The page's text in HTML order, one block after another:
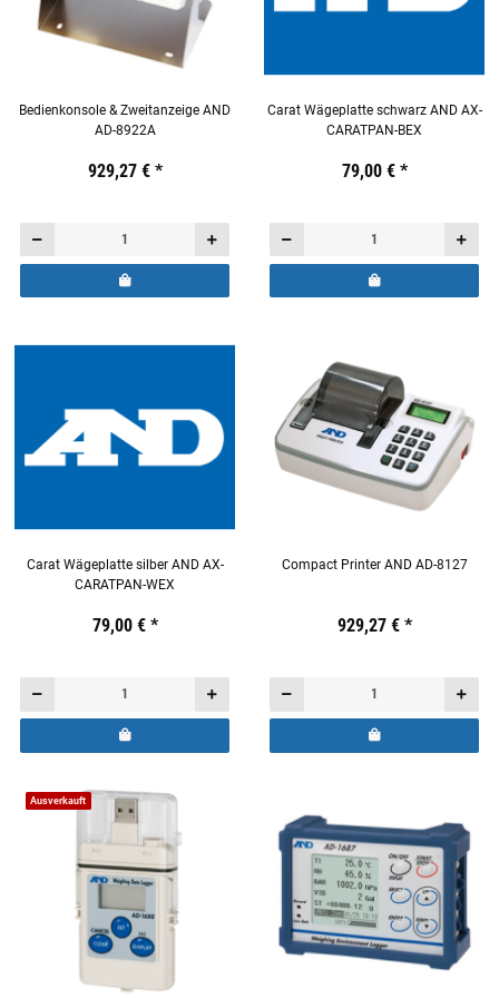
Bedienkonsole & Zweitanzeige AND
AD-8922A
19,44 €inkl. 19% USt.
929,27 € *
Carat Wägeplatte schwarz AND AX-
CARATPAN-BEX
19,44 €inkl. 19% USt.
79,00 € *
Carat Wägeplatte silber AND AX-
CARATPAN-WEX
19,44 €inkl. 19% USt.
79,00 € *
Compact Printer AND AD-8127
19,44 €inkl. 19% USt.
929,27 € *
Ausverkauft